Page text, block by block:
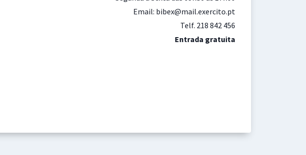
Email: bibex@mail.exercito.pt
Telf. 218 842 456
Entrada gratuita